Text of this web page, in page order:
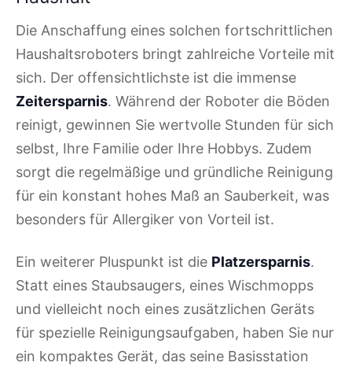
Die Anschaffung eines solchen fortschrittlichen
Haushaltsroboters bringt zahlreiche Vorteile mit
sich. Der offensichtlichste ist die immense
Zeitersparnis. Während der Roboter die Böden
reinigt, gewinnen Sie wertvolle Stunden für sich
selbst, Ihre Familie oder Ihre Hobbys. Zudem
sorgt die regelmäßige und gründliche Reinigung
für ein konstant hohes Maß an Sauberkeit, was
besonders für Allergiker von Vorteil ist.
Ein weiterer Pluspunkt ist die Platzersparnis.
Statt eines Staubsaugers, eines Wischmopps
und vielleicht noch eines zusätzlichen Geräts
für spezielle Reinigungsaufgaben, haben Sie nur
ein kompaktes Gerät, das seine Basisstation